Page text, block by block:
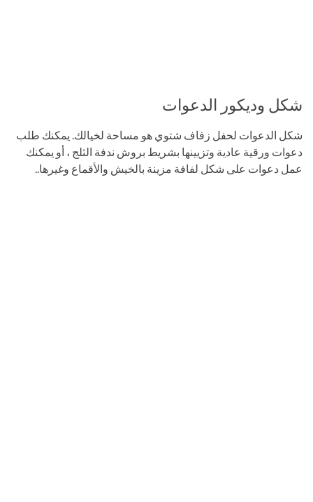
شكل وديكور الدعوات
شكل الدعوات لحفل زفاف شتوي هو مساحة لخيالك. يمكنك طلب
دعوات ورقية عادية وتزيينها بشريط بروش ندفة الثلج ، أو يمكنك
عمل دعوات على شكل لفافة مزينة بالخيش والأقماع وغيرها..